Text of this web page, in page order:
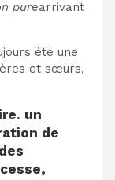
purearrivant
été une
et sœurs,
un
de